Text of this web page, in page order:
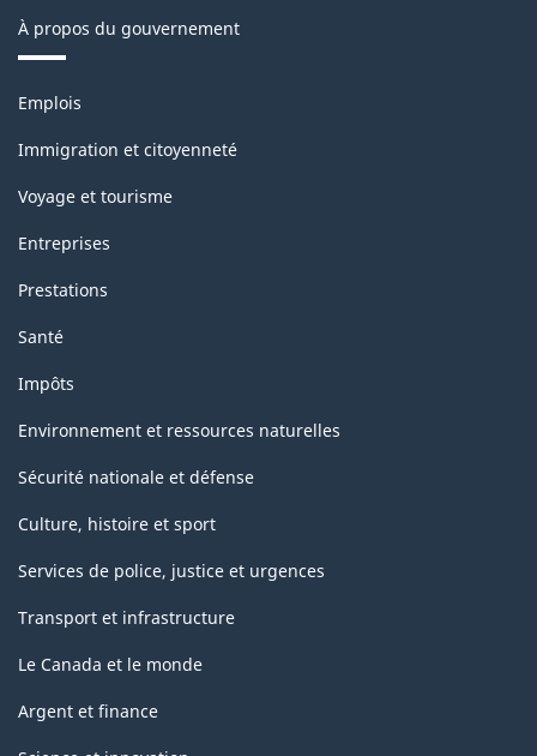
À propos du gouvernement
Thèmes
sujets
Emplois
Immigration et citoyenneté
Voyage et tourisme
Entreprises
Prestations
Santé
Impôts
Environnement et ressources naturelles
Sécurité nationale et défense
Culture, histoire et sport
Services de police, justice et urgences
Transport et infrastructure
Le Canada et le monde
Argent et finance